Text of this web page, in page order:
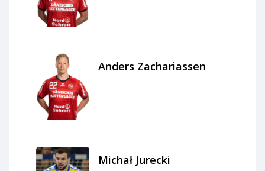
Anders Zachariassen
Michał Jurecki